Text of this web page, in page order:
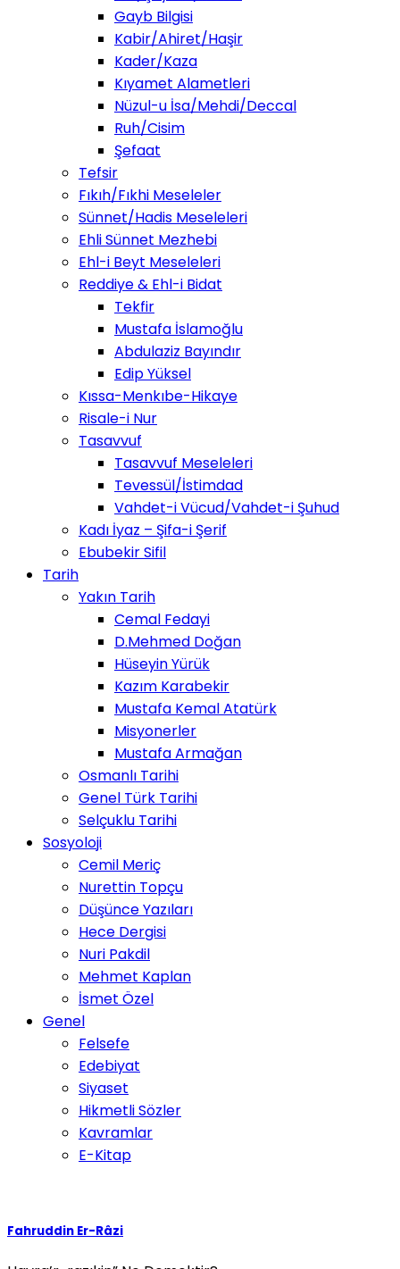
Gayb Bilgisi
Kabir/Ahiret/Haşir
Kader/Kaza
Kıyamet Alametleri
Nüzul-u İsa/Mehdi/Deccal
Ruh/Cisim
Şefaat
Tefsir
Fıkıh/Fıkhi Meseleler
Sünnet/Hadis Meseleleri
Ehli Sünnet Mezhebi
Ehl-i Beyt Meseleleri
Reddiye & Ehl-i Bidat
Tekfir
Mustafa İslamoğlu
Abdulaziz Bayındır
Edip Yüksel
Kıssa-Menkıbe-Hikaye
Risale-i Nur
Tasavvuf
Tasavvuf Meseleleri
Tevessül/İstimdad
Vahdet-i Vücud/Vahdet-i Şuhud
Kadı İyaz – Şifa-i Şerif
Ebubekir Sifil
Tarih
Yakın Tarih
Cemal Fedayi
D.Mehmed Doğan
Hüseyin Yürük
Kazım Karabekir
Mustafa Kemal Atatürk
Misyonerler
Mustafa Armağan
Osmanlı Tarihi
Genel Türk Tarihi
Selçuklu Tarihi
Sosyoloji
Cemil Meriç
Nurettin Topçu
Düşünce Yazıları
Hece Dergisi
Nuri Pakdil
Mehmet Kaplan
İsmet Özel
Genel
Felsefe
Edebiyat
Siyaset
Hikmetli Sözler
Kavramlar
E-Kitap
Fahruddin Er-Râzi